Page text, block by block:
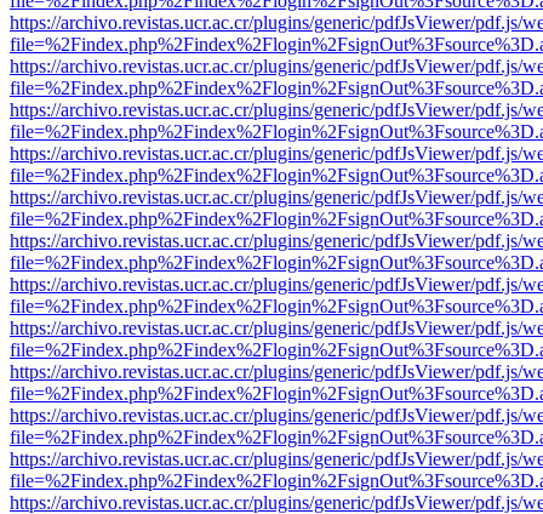
https://archivo.revistas.ucr.ac.cr/plugins/generic/pdfJsViewer/pdf.js/
https://archivo.revistas.ucr.ac.cr/plugins/generic/pdfJsViewer/pdf.js/
https://archivo.revistas.ucr.ac.cr/plugins/generic/pdfJsViewer/pdf.js/
https://archivo.revistas.ucr.ac.cr/plugins/generic/pdfJsViewer/pdf.js/
https://archivo.revistas.ucr.ac.cr/plugins/generic/pdfJsViewer/pdf.js/
https://archivo.revistas.ucr.ac.cr/plugins/generic/pdfJsViewer/pdf.js/
https://archivo.revistas.ucr.ac.cr/plugins/generic/pdfJsViewer/pdf.js/
https://archivo.revistas.ucr.ac.cr/plugins/generic/pdfJsViewer/pdf.js/
https://archivo.revistas.ucr.ac.cr/plugins/generic/pdfJsViewer/pdf.js/
https://archivo.revistas.ucr.ac.cr/plugins/generic/pdfJsViewer/pdf.js/
https://archivo.revistas.ucr.ac.cr/plugins/generic/pdfJsViewer/pdf.js/
https://archivo.revistas.ucr.ac.cr/plugins/generic/pdfJsViewer/pdf.js/